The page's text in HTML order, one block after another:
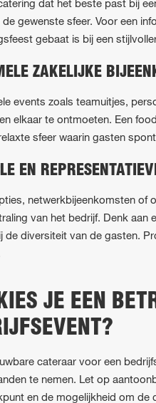
dat het beste past bij
gewenste sfeer. Voor een
gebaat is bij een
ZAKELIJKE
events zoals teamuitjes,
elkaar te ontmoeten. Een
sfeer waarin gasten
EN
netwerkbijeenkomsten of
van het bedrijf. Denk
de diversiteit van de gasten.
JE EEN
cateraar voor een
te nemen. Let op
en de mogelijkheid om de